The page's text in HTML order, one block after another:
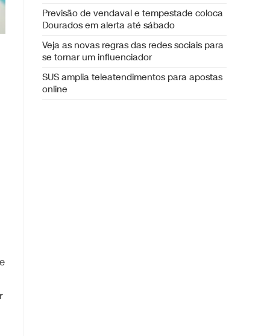
Previsão de vendaval e tempestade coloca
Dourados em alerta até sábado
Veja as novas regras das redes sociais para
se tornar um influenciador
SUS amplia teleatendimentos para apostas
online